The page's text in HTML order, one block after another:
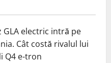
GLA electric intră pe
Cât costă rivalul lui
Q4 e-tron